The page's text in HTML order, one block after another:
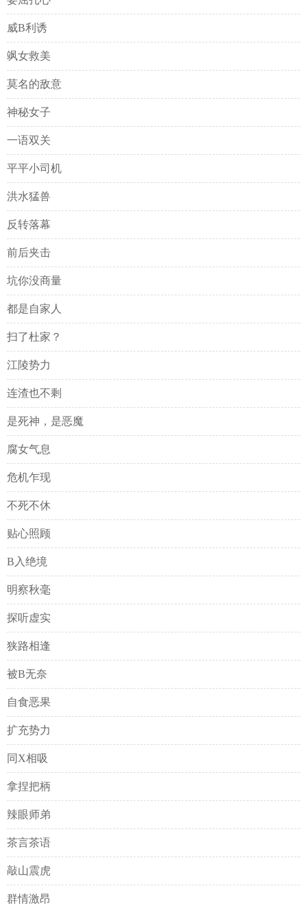
威B利诱
飒女救美
莫名的敌意
神秘女子
一语双关
平平小司机
洪水猛兽
反转落幕
前后夹击
坑你没商量
都是自家人
扫了杜家？
江陵势力
连渣也不剩
是死神，是恶魔
腐女气息
危机乍现
不死不休
贴心照顾
B入绝境
明察秋毫
探听虚实
狭路相逢
被B无奈
自食恶果
扩充势力
同X相吸
拿捏把柄
辣眼师弟
茶言茶语
敲山震虎
群情激昂